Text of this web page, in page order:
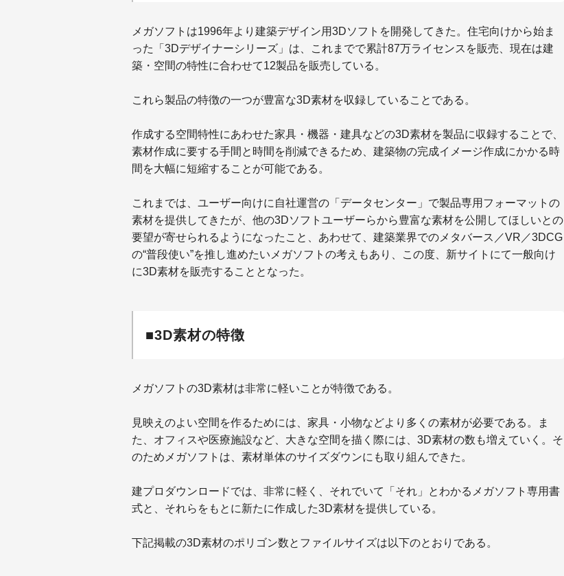
メガソフトは1996年より建築デザイン用3Dソフトを開発してきた。住宅向けから始ま
った「3Dデザイナーシリーズ」は、これまでで累計87万ライセンスを販売、現在は建
築・空間の特性に合わせて12製品を販売している。
これら製品の特徴の一つが豊富な3D素材を収録していることである。
作成する空間特性にあわせた家具・機器・建具などの3D素材を製品に収録することで、
素材作成に要する手間と時間を削減できるため、建築物の完成イメージ作成にかかる時
間を大幅に短縮することが可能である。
これまでは、ユーザー向けに自社運営の「データセンター」で製品専用フォーマットの
素材を提供してきたが、他の3Dソフトユーザーらから豊富な素材を公開してほしいとの
要望が寄せられるようになったこと、あわせて、建築業界でのメタバース／VR／3DCG
の“普段使い”を推し進めたいメガソフトの考えもあり、この度、新サイトにて一般向け
に3D素材を販売することとなった。
■3D素材の特徴
メガソフトの3D素材は非常に軽いことが特徴である。
見映えのよい空間を作るためには、家具・小物などより多くの素材が必要である。ま
た、オフィスや医療施設など、大きな空間を描く際には、3D素材の数も増えていく。そ
のためメガソフトは、素材単体のサイズダウンにも取り組んできた。
建プロダウンロードでは、非常に軽く、それでいて「それ」とわかるメガソフト専用書
式と、それらをもとに新たに作成した3D素材を提供している。
下記掲載の3D素材のポリゴン数とファイルサイズは以下のとおりである。